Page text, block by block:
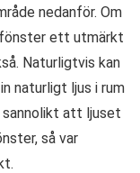
nedanför. Om
ett utmärkt
Naturligtvis kan
naturligt ljus i rum
sannolikt att ljuset
så var